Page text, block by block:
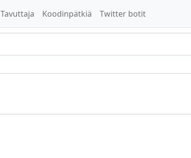
Tavuttaja Koodinpätkiä Twitter botit